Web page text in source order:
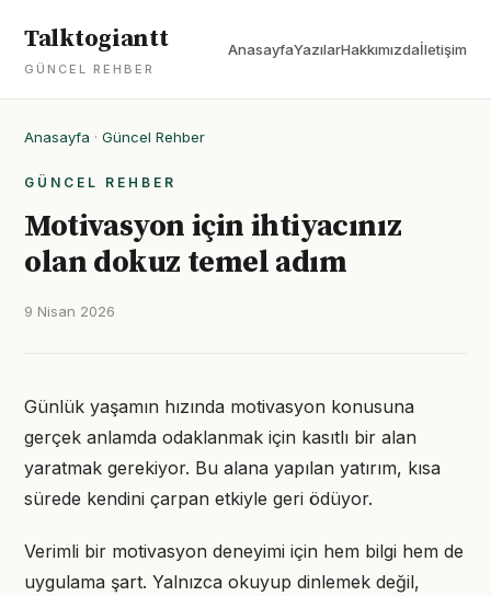
Talktogiantt
GÜNCEL REHBER
AnasayfaYazılarHakkımızdaİletişim
Anasayfa · Güncel Rehber
GÜNCEL REHBER
Motivasyon için ihtiyacınız
olan dokuz temel adım
9 Nisan 2026
Günlük yaşamın hızında motivasyon konusuna
gerçek anlamda odaklanmak için kasıtlı bir alan
yaratmak gerekiyor. Bu alana yapılan yatırım, kısa
sürede kendini çarpan etkiyle geri ödüyor.
Verimli bir motivasyon deneyimi için hem bilgi hem de
uygulama şart. Yalnızca okuyup dinlemek değil,